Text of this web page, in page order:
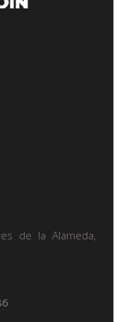
de la Alameda,